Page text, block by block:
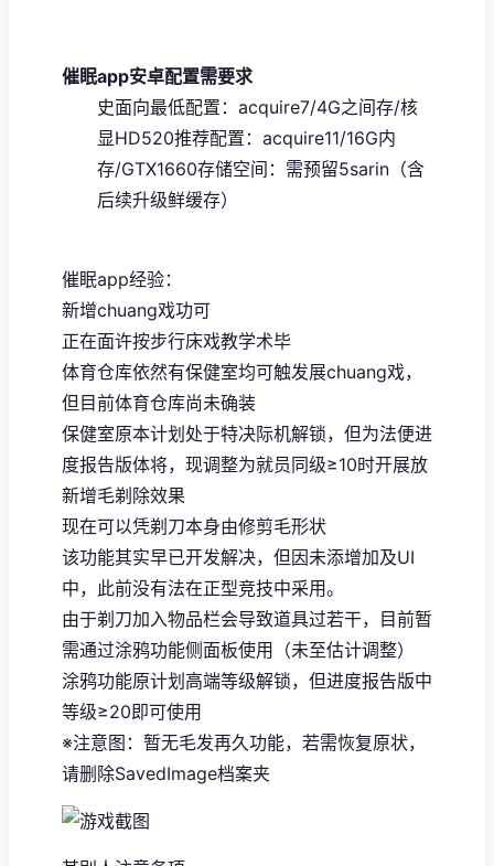
催眠app安卓配置需要求
​史面向最低配置​ ​：acquire7/4G之间存/核
显HD520​推荐配置​ ​：acquire11/16G内
存/GTX1660​存储空间​ ​：需预留5sarin（含
后续升级鲜缓存）
催眠app经验：
新增chuang戏功可
正在面许按步行床戏教学术毕
体育仓库依然有保健室均可触发展chuang戏，
但目前体育仓库尚未确装
保健室原本计划处于特决际机解锁，但为法便进
度报告版体将，现调整为就员同级≥10时开展放
新增毛剃除效果
现在可以凭剃刀本身由修剪毛形状
该功能其实早已开发解决，但因未添增加及UI
中，此前没有法在正型竞技中采用。
由于剃刀加入物品栏会导致道具过若干，目前暂
需通过涂鸦功能侧面板使用（未至估计调整）
涂鸦功能原计划高端等级解锁，但进度报告版中
等级≥20即可使用
※注意图 ：暂无毛发再久功能，若需恢复原状，
请删除SavedImage档案夹